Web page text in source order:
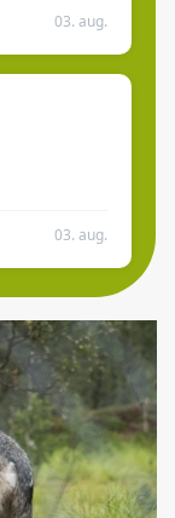
03. aug.
03. aug.